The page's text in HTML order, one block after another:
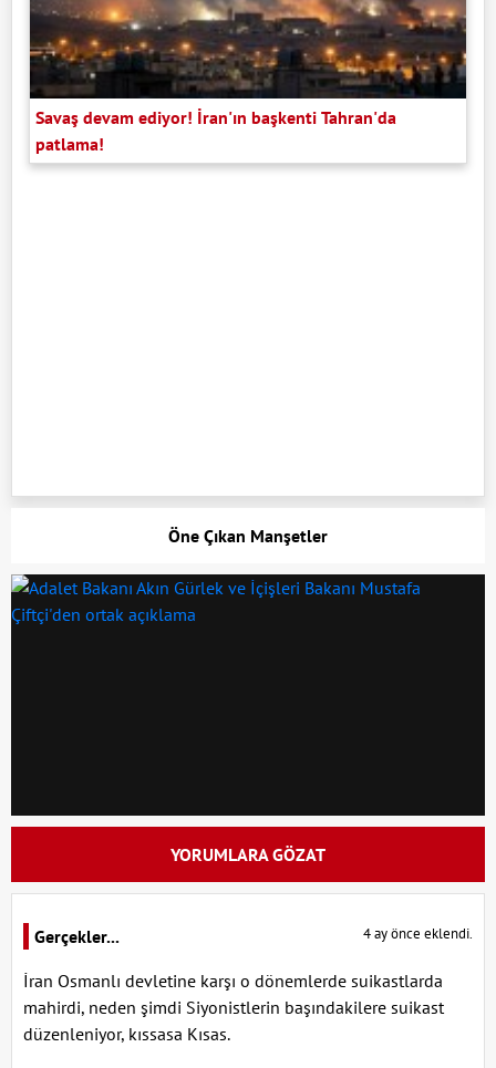
Savaş devam ediyor! İran'ın başkenti Tahran'da
patlama!
Öne Çıkan Manşetler
YORUMLARA GÖZAT
Gerçekler... 4 ay önce eklendi.
İran Osmanlı devletine karşı o dönemlerde suikastlarda
mahirdi, neden şimdi Siyonistlerin başındakilere suikast
düzenleniyor, kıssasa Kısas.